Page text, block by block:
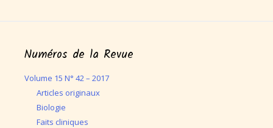
Numéros de la Revue
Volume 15 N° 42 – 2017
Articles originaux
Biologie
Faits cliniques